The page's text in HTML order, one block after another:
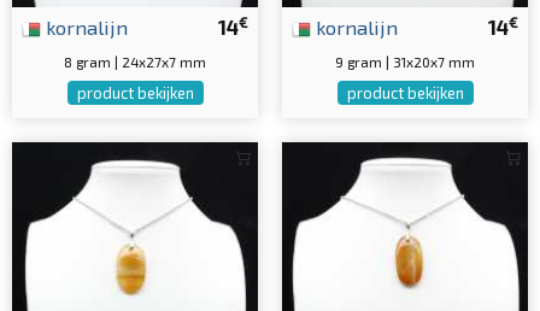
14€
kornalijn
8 gram | 24x27x7 mm
product bekijken
14€
kornalijn
9 gram | 31x20x7 mm
product bekijken